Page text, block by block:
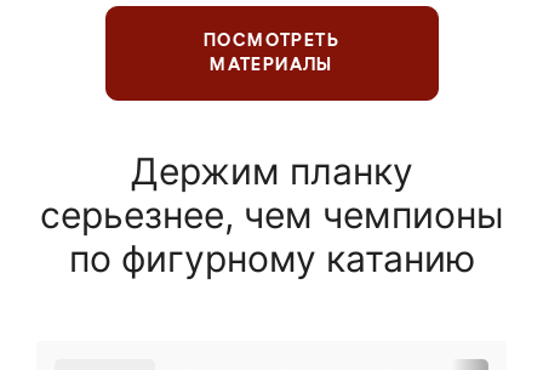
ПОСМОТРЕТЬ
МАТЕРИАЛЫ
Держим планку
серьезнее, чем чемпионы
по фигурному катанию